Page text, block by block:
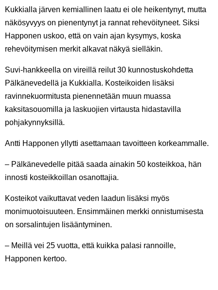
Kukkialla järven kemiallinen laatu ei ole heikentynyt, mutta
näkösyvyys on pienentynyt ja rannat rehevöityneet. Siksi
Happonen uskoo, että on vain ajan kysymys, koska
rehevöitymisen merkit alkavat näkyä sielläkin.
Suvi-hankkeella on vireillä reilut 30 kunnostuskohdetta
Pälkänevedellä ja Kukkialla. Kosteikoiden lisäksi
ravinnekuormitusta pienennetään muun muassa
kaksitasouomilla ja laskuojien virtausta hidastavilla
pohjakynnyksillä.
Antti Happonen yllytti asettamaan tavoitteen korkeammalle.
– Pälkänevedelle pitää saada ainakin 50 kosteikkoa, hän
innosti kosteikkoillan osanottajia.
Kosteikot vaikuttavat veden laadun lisäksi myös
monimuotoisuuteen. Ensimmäinen merkki onnistumisesta
on sorsalintujen lisääntyminen.
– Meillä vei 25 vuotta, että kuikka palasi rannoille,
Happonen kertoo.